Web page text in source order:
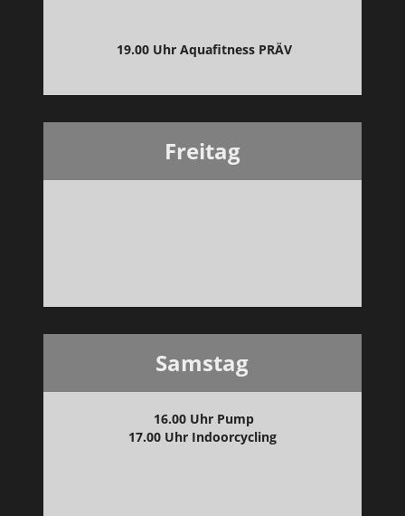
19.00 Uhr Aquafitness PRÄV
Freitag
Samstag
16.00 Uhr Pump
17.00 Uhr Indoorcycling